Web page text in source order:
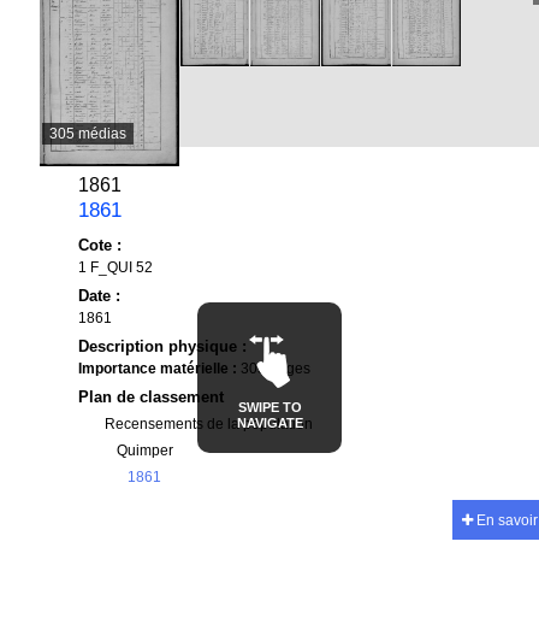
305 médias
1861
1861
Cote :
1 F_QUI 52
Date :
1861
Description physique :
Importance matérielle : 305 pages
Plan de classement
Recensements de la population
Quimper
1861
En
SWIPE TO
NAVIGATE